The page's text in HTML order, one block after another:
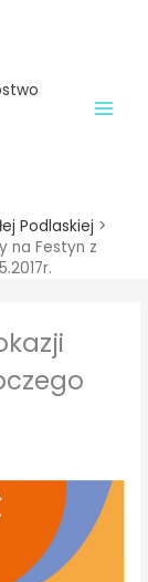
Podlaskiej >
na Festyn z